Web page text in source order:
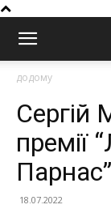
додому
Сергій
премії
Парнас”
18.07.2022